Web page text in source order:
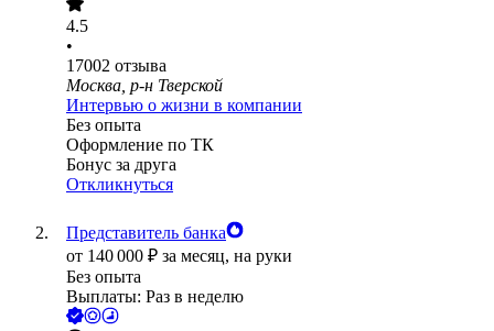
4.5
•
17002 отзыва
Москва, р-н Тверской
Интервью о жизни в компании
Без опыта
Оформление по ТК
Бонус за друга
Откликнуться
Представитель банка
от 140 000 ₽ за месяц, на руки
Без опыта
Выплаты: Раз в неделю